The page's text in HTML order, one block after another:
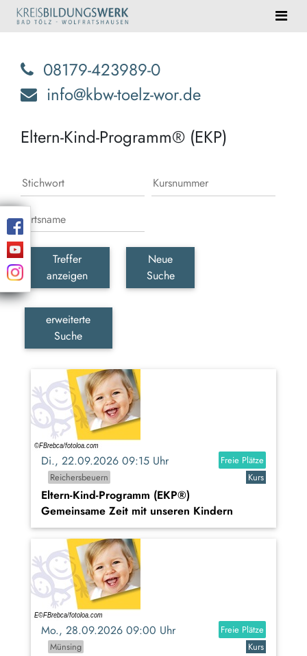
08179-423989-0
info@kbw-toelz-wor.de
Eltern-Kind-Programm® (EKP)
Treffer
anzeigen
Neue
Suche
erweiterte
Suche
Di., 22.09.2026 09:15 Uhr
Freie Plätze
Reichersbeuern
Kurs
Eltern-Kind-Programm (EKP®)
Gemeinsame Zeit mit unseren Kindern
Mo., 28.09.2026 09:00 Uhr
Freie Plätze
Münsing
Kurs